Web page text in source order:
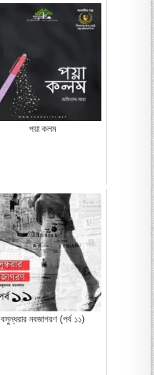
পয়া কলম
বসুন্ধরার নবজাগরণ (পর্ব ১১)